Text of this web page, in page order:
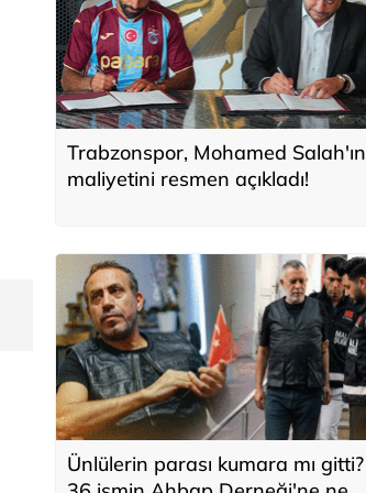
Trabzonspor, Mohamed Salah'ın
maliyetini resmen açıkladı!
Ünlülerin parası kumara mı gitti?